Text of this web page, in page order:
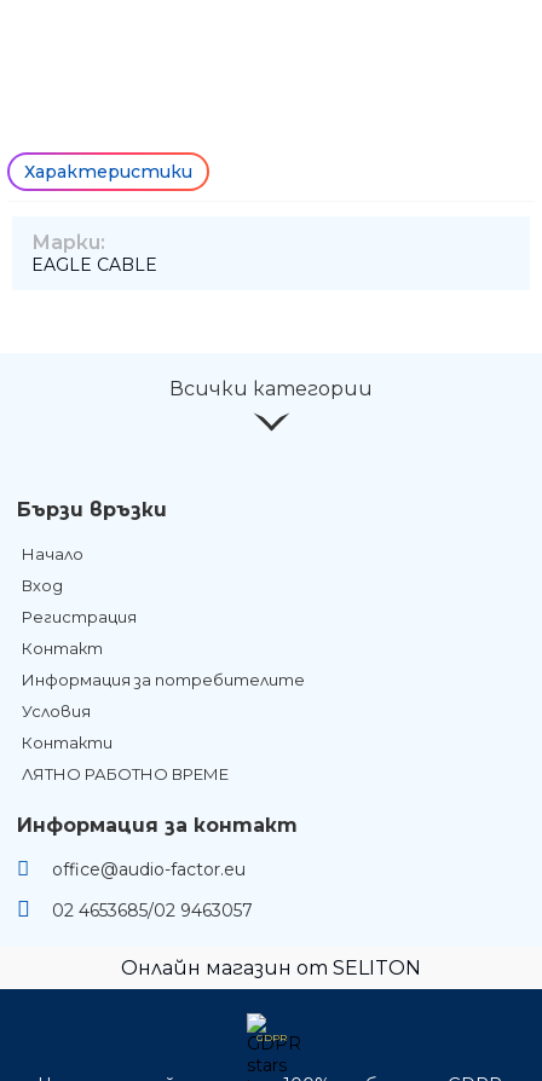
Характеристики
Марки:
EAGLE CABLE
Всички категории
Бързи връзки
Начало
Вход
Регистрация
Контакт
Информация за потребителите
Условия
Контакти
ЛЯТНО РАБОТНО ВРЕМЕ
Информация за контакт
office@audio-factor.eu
02 4653685/02 9463057
Онлайн магазин от SELITON
GDPR